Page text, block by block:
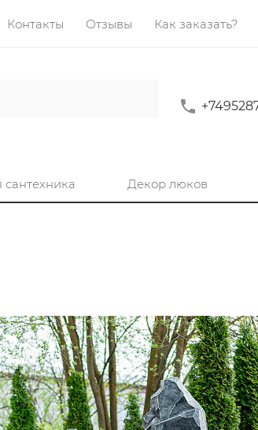
Контакты Отзывы Как заказать?
сантехника Декор люков